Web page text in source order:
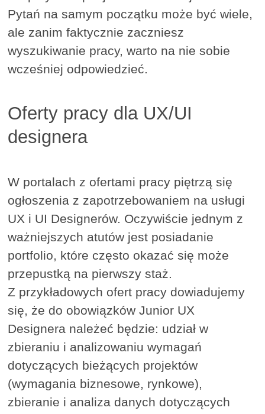
Pytań na samym początku może być wiele,
ale zanim faktycznie zaczniesz
wyszukiwanie pracy, warto na nie sobie
wcześniej odpowiedzieć.
Oferty pracy dla UX/UI
designera
W portalach z ofertami pracy piętrzą się
ogłoszenia z zapotrzebowaniem na usługi
UX i UI Designerów. Oczywiście jednym z
ważniejszych atutów jest posiadanie
portfolio, które często okazać się może
przepustką na pierwszy staż.
Z przykładowych ofert pracy dowiadujemy
się, że do obowiązków Junior UX
Designera należeć będzie: udział w
zbieraniu i analizowaniu wymagań
dotyczących bieżących projektów
(wymagania biznesowe, rynkowe),
zbieranie i analiza danych dotyczących